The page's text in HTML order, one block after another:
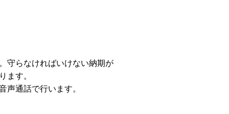
守らなければいけない納期が
ます。
通話で行います。